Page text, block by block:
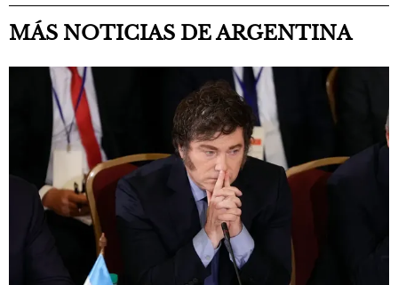
MÁS NOTICIAS DE ARGENTINA